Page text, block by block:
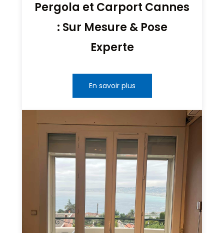
Pergola et Carport Cannes
: Sur Mesure & Pose
Experte
En savoir plus